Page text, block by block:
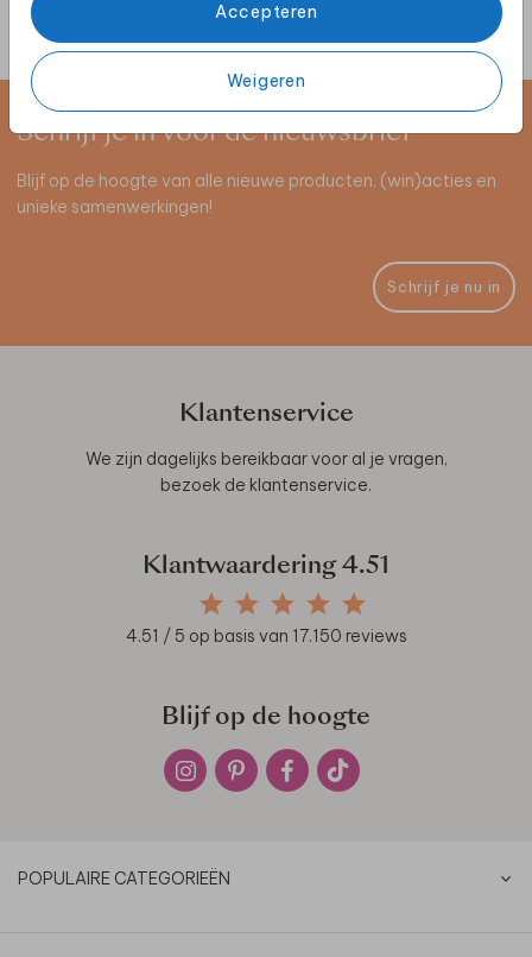
Accepteren
Weigeren
Schrijf je in voor de nieuwsbrief
Blijf op de hoogte van alle nieuwe producten, (win)acties en
unieke samenwerkingen!
Schrijf je nu in
Klantenservice
We zijn dagelijks bereikbaar voor al je vragen,
bezoek de klantenservice.
Klantwaardering 4.51
4.51 / 5 op basis van 17.150 reviews
Blijf op de hoogte
POPULAIRE CATEGORIEËN